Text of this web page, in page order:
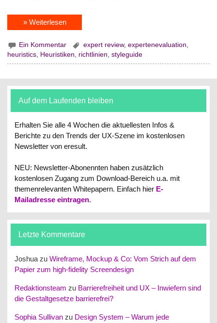
» Weiterlesen
Ein Kommentar expert review,expertenevaluation
heuristics, Heuristiken, richtlinien,styleguide
Auf dem Laufenden bleiben
Erhalten Sie alle 4 Wochen die aktuellesten Infos &
Berichte zu den Trends der UX-Szene im kostenlosen
Newsletter von eresult.
NEU: Newsletter-Abonennten haben zusätzlich
kostenlosen Zugang zum Download-Bereich u.a. mit
themenrelevanten Whitepapern. Einfach hier E-
Mailadresse eintragen.
Letzte Kommentare
Joshua zuWireframe, Mockup & Co: Vom Strich auf dem
Papier zum high-fidelity Screendesign
Redaktionsteam zu Barrierefreiheit und UX – Inwiefern sind
die Gestaltgesetze barrierefrei?
Sophia Sullivan zu Design System – Warum jede